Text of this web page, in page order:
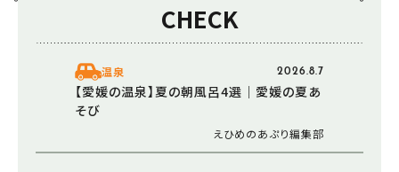
CHECK
温泉 2026.8.7
【愛媛の温泉】夏の朝風呂4選｜愛媛の夏あ
そび
えひめのあぷり編集部